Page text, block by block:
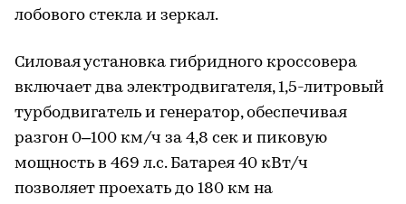
лобового стекла и зеркал.
Силовая установка гибридного кроссовера
включает два электродвигателя, 1,5-литровый
турбодвигатель и генератор, обеспечивая
разгон 0–100 км/ч за 4,8 сек и пиковую
мощность в 469 л.с. Батарея 40 кВт/ч
позволяет проехать до 180 км на